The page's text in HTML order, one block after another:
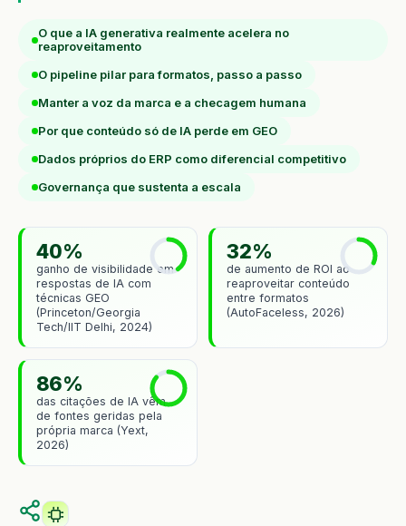
O que a IA generativa realmente acelera no
reaproveitamento
O pipeline pilar para formatos, passo a passo
Manter a voz da marca e a checagem humana
Por que conteúdo só de IA perde em GEO
Dados próprios do ERP como diferencial competitivo
Governança que sustenta a escala
40%
ganho de visibilidade em
respostas de IA com
técnicas GEO
(Princeton/Georgia
Tech/IIT Delhi, 2024)
32%
de aumento de ROI ao
reaproveitar conteúdo
entre formatos
(AutoFaceless, 2026)
86%
das citações de IA vêm
de fontes geridas pela
própria marca (Yext,
2026)